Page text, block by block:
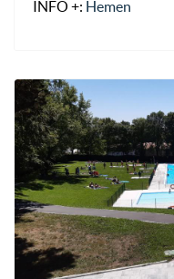
INFO +: Hemen